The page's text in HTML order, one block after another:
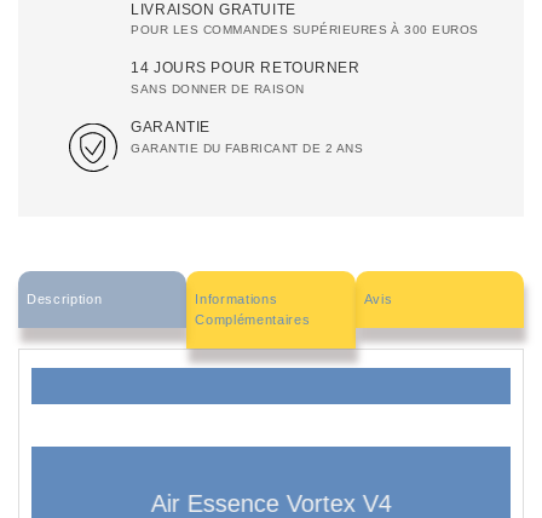
LIVRAISON GRATUITE
POUR LES COMMANDES SUPÉRIEURES À 300 EUROS
14 JOURS POUR RETOURNER
SANS DONNER DE RAISON
GARANTIE
GARANTIE DU FABRICANT DE 2 ANS
Description
Informations
Complémentaires
Avis
Air Essence Vortex V4